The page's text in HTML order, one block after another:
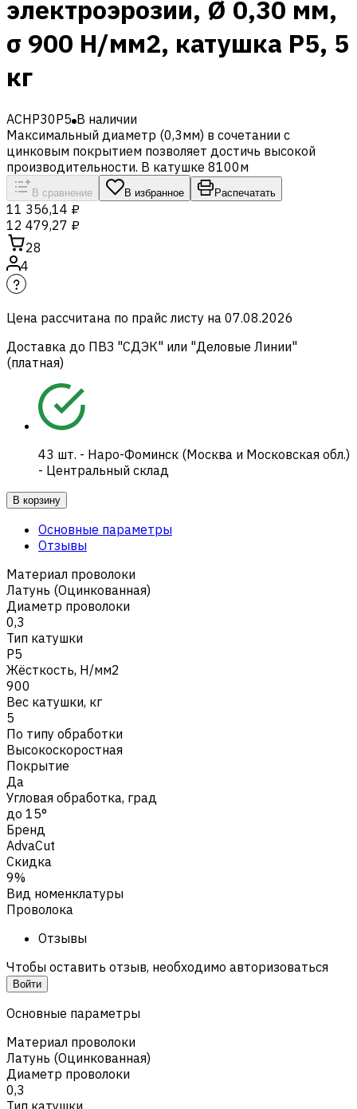
электроэрозии, Ø 0,30 мм,
σ 900 Н/мм2, катушка P5, 5
кг
ACHP30P5 В наличии
Максимальный диаметр (0,3мм) в сочетании с
цинковым покрытием позволяет достичь высокой
производительности. В катушке 8100м
В сравнение В избранное Распечатать
11 356,14 ₽
12 479,27 ₽
28
4
Цена рассчитана по прайс листу на 07.08.2026
Доставка до ПВЗ "СДЭК" или "Деловые Линии"
(платная)
43 шт. - Наро-Фоминск (Москва и Московская обл.)
- Центральный склад
В корзину
Основные параметры
Отзывы
Материал проволоки
Латунь (Оцинкованная)
Диаметр проволоки
0,3
Тип катушки
P5
Жёсткость, Н/мм2
900
Вес катушки, кг
5
По типу обработки
Высокоскоростная
Покрытие
Да
Угловая обработка, град
до 15°
Бренд
AdvaCut
Скидка
9%
Вид номенклатуры
Проволока
Отзывы
Чтобы оставить отзыв, необходимо авторизоваться
Войти
Основные параметры
Материал проволоки
Латунь (Оцинкованная)
Диаметр проволоки
0,3
Тип катушки